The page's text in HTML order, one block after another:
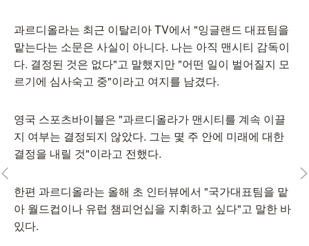
과르디올라는 최근 이탈리아 TV에서 "잉글랜드 대표팀을
맡는다는 소문은 사실이 아니다. 나는 아직 맨시티 감독이
다. 결정된 것은 없다"고 말했지만 "어떤 일이 벌어질지 모
르기에 심사숙고 중"이라고 여지를 남겼다.
영국 스포츠바이블은 "과르디올라가 맨시티를 계속 이끌
지 여부는 결정되지 않았다. 그는 몇 주 안에 미래에 대한
결정을 내릴 것"이라고 전했다.
한편 과르디올라는 올해 초 인터뷰에서 "국가대표팀을 맡
아 월드컵이나 유럽 챔피언십을 지휘하고 싶다"고 말한 바
있다.